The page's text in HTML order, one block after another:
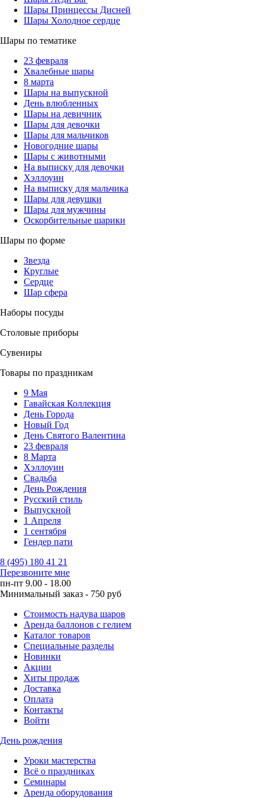
Шары Принцессы Дисней
Шары Холодное сердце
Шары по тематике
23 февраля
Хвалебные шары
8 марта
Шары на выпускной
День влюбленных
Шары на девичник
Шары для девочки
Шары для мальчиков
Новогодние шары
Шары с животными
На выписку для девочки
Хэллоуин
На выписку для мальчика
Шары для девушки
Шары для мужчины
Оскорбительные шарики
Шары по форме
Звезда
Круглые
Сердце
Шар сфера
Наборы посуды
Столовые приборы
Сувениры
Товары по праздникам
9 Мая
Гавайская Коллекция
День Города
Новый Год
День Святого Валентина
23 февраля
8 Марта
Хэллоуин
Свадьба
День Рождения
Русский стиль
Выпускной
1 Апреля
1 сентября
Гендер пати
8 (495) 180 41 21
Перезвоните мне
пн-пт 9.00 - 18.00
Минимальный заказ - 750 руб
Стоимость надува шаров
Аренда баллонов с гелием
Каталог товаров
Специальные разделы
Новинки
Акции
Хиты продаж
Доставка
Оплата
Контакты
Войти
День рождения
Уроки мастерства
Всё о праздниках
Семинары
Аренда оборудования